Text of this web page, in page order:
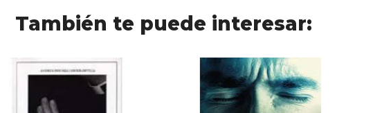
También te puede interesar: